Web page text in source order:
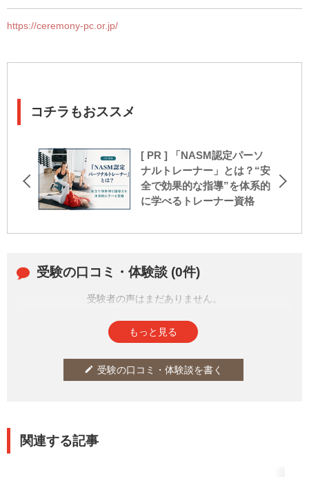
https://ceremony-pc.or.jp/
コチラもおススメ
[ PR ] 「NASM認定パーソ
ナルトレーナー」とは？“安
全で効果的な指導”を体系的
に学べるトレーナー資格
受験の口コミ・体験談 (0件)
受験者の声はまだありません。
もっと見る
edit 受験の口コミ・体験談を書く
関連する記事